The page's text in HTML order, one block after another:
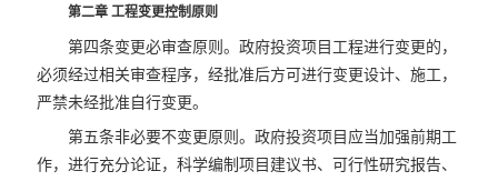
第二章 工程变更控制原则
第四条变更必审查原则。政府投资项目工程进行变更的，
必须经过相关审查程序，经批准后方可进行变更设计、施工，
严禁未经批准自行变更。
第五条非必要不变更原则。政府投资项目应当加强前期工
作，进行充分论证，科学编制项目建议书、可行性研究报告、